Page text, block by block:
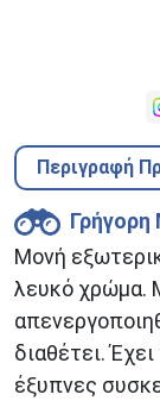
Περιγραφή
Μονή
λευκό χρώμα.
διαθέτει.
έξυπνες